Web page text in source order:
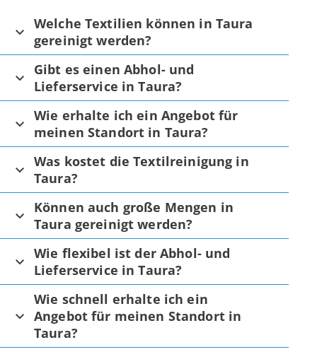
Welche Textilien können in Taura
gereinigt werden?
Gibt es einen Abhol- und
Lieferservice in Taura?
Wie erhalte ich ein Angebot für
meinen Standort in Taura?
Was kostet die Textilreinigung in
Taura?
Können auch große Mengen in
Taura gereinigt werden?
Wie flexibel ist der Abhol- und
Lieferservice in Taura?
Wie schnell erhalte ich ein
Angebot für meinen Standort in
Taura?